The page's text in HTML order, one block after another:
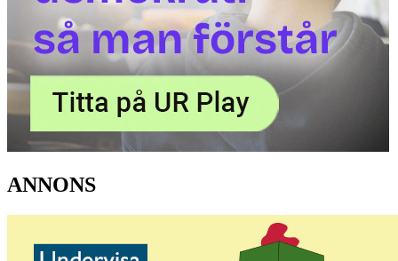
ANNONS